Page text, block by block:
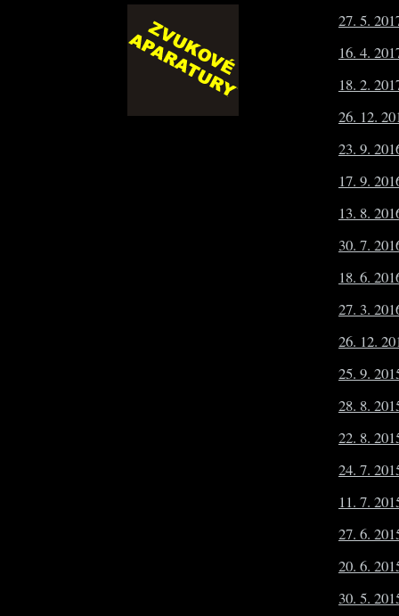
27. 5.
16. 4.
18. 2.
26. 12.
23. 9.
17. 9.
13. 8.
30. 7.
18. 6.
27. 3.
26. 12.
25. 9.
28. 8.
22. 8.
24. 7.
11. 7.
27. 6.
20. 6.
30. 5.